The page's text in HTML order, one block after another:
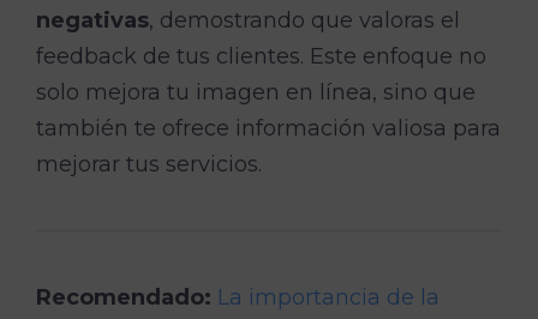
negativas, demostrando que valoras el
feedback de tus clientes. Este enfoque no
solo mejora tu imagen en línea, sino que
también te ofrece información valiosa para
mejorar tus servicios.
Recomendado: La importancia de la